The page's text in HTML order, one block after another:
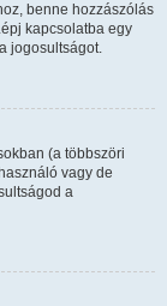
benne hozzászólás
kapcsolatba egy
jogosultságot.
(a többszöri
vagy de
a